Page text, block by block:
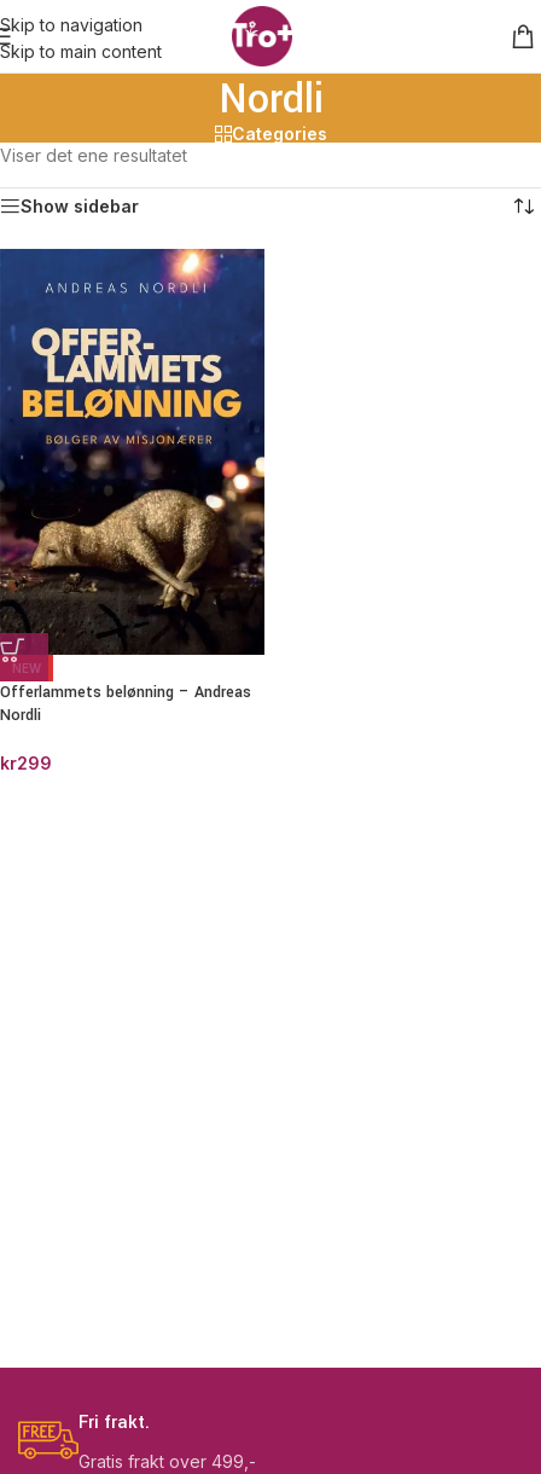
Skip to navigation
Skip to main content
Nordli
Categories
Viser det ene resultatet
Show sidebar
NEW
Offerlammets belønning – Andreas
Nordli
kr299
Fri frakt.
Gratis frakt over 499,-